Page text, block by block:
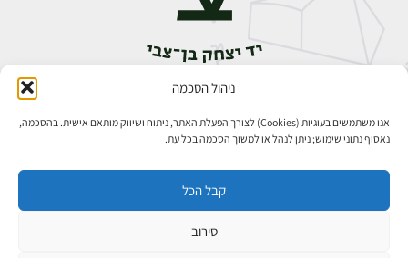
ניהול הסכמה
אנו משתמשים בעוגיות (Cookies) לצורך הפעלת האתר, ניתוח ושיווק מותאם אישית. בהסכמה,
נאסוף נתוני שימוש; ניתן לנהל או למשוך הסכמה בכל עת.
קבל הכל
סירוב
אבן גבירול 14, רחביה, ירושלים